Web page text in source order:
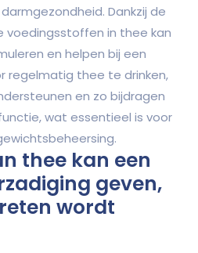
Dankzij de
voedingsstoffen in thee kan
en helpen bij een
regelmatig thee te drinken,
en zo bijdragen
wat essentieel is voor
thee kan een
geven,
wordt